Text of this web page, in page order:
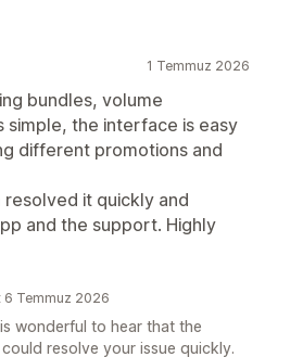
1 Temmuz 2026
bundles, volume
simple, the interface is easy
different promotions and
resolved it quickly and
and the support. Highly
6 Temmuz 2026
wonderful to hear that the
resolve your issue quickly.